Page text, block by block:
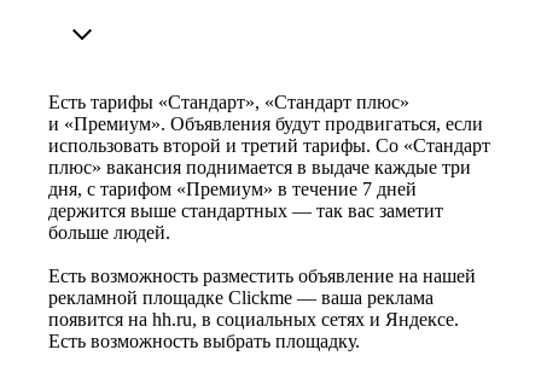
Есть тарифы «Стандарт», «Стандарт плюс»
и «Премиум». Объявления будут продвигаться, если
использовать второй и третий тарифы. Со «Стандарт
плюс» вакансия поднимается в выдаче каждые три
дня, с тарифом «Премиум» в течение 7 дней
держится выше стандартных — так вас заметит
больше людей.
Есть возможность разместить объявление на нашей
рекламной площадке Clickme — ваша реклама
появится на hh.ru, в социальных сетях и Яндексе.
Есть возможность выбрать площадку.